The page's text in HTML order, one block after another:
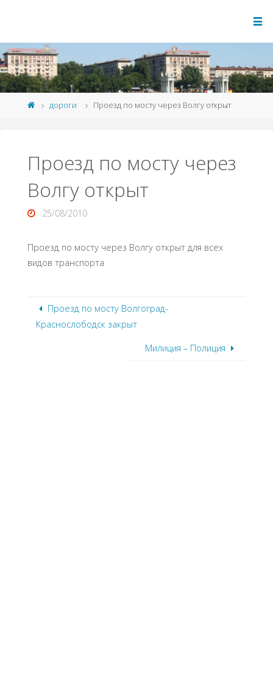
дороги Проезд по мосту через Волгу открыт
Проезд по мосту через
Волгу открыт
25/08/2010
Проезд по мосту через Волгу открыт для всех
видов транспорта
Проезд по мосту Волгоград-
Краснослободск закрыт
Милиция – Полиция